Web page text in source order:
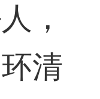
，
清